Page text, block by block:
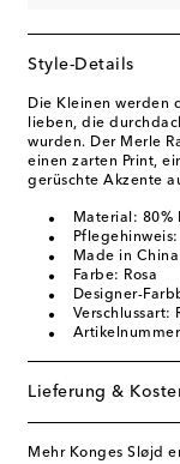
Style-Details
Die Kleinen werden
lieben, die
wurden. Der Merle
einen zarten Print,
gerüschte Akzente
Material: 80%
Made in China
Farbe: Rosa
Designer-
Verschlussart:
Lieferung &
Mehr Konges Sløjd